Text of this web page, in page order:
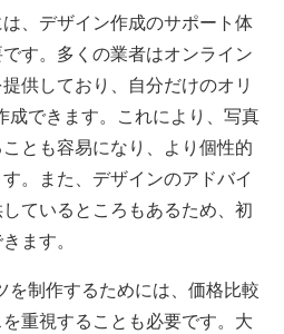
、デザイン作成のサポート体
す。多くの業者はオンライン
供しており、自分だけのオリ
成できます。これにより、写真
とも容易になり、より個性的
。また、デザインのアドバイ
ているところもあるため、初
ます。
を制作するためには、価格比較
重視することも必要です。大